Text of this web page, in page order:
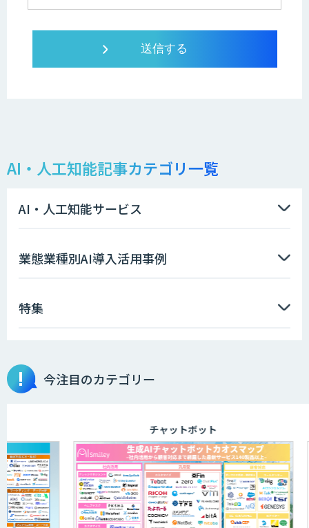
AI・人工知能記事カテゴリ一覧
AI・人工知能サービス
業態業種別AI導入活用事例
特集
今注目のカテゴリー
チャットボット